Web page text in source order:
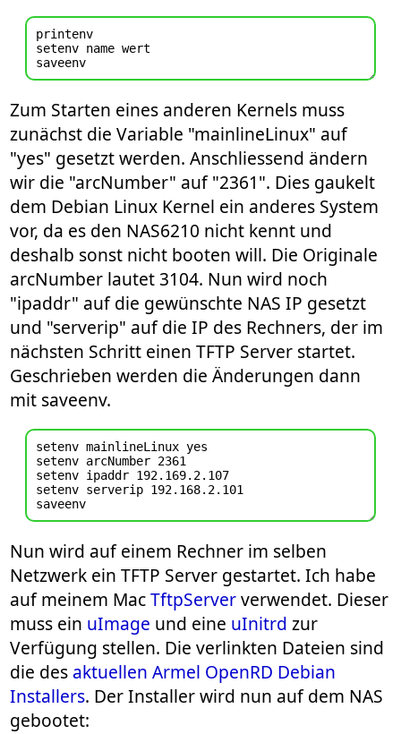
printenv
setenv name wert
Zum Starten eines anderen Kernels muss
zunächst die Variable "mainlineLinux" auf
"yes" gesetzt werden. Anschliessend ändern
wir die "arcNumber" auf "2361". Dies gaukelt
dem Debian Linux Kernel ein anderes System
vor, da es den NAS6210 nicht kennt und
deshalb sonst nicht booten will. Die Originale
arcNumber lautet 3104. Nun wird noch
"ipaddr" auf die gewünschte NAS IP gesetzt
und "serverip" auf die IP des Rechners, der im
nächsten Schritt einen TFTP Server startet.
Geschrieben werden die Änderungen dann
mit saveenv.
setenv mainlineLinux yes
setenv arcNumber 2361
setenv ipaddr 192.169.2.107
setenv serverip 192.168.2.101
Nun wird auf einem Rechner im selben
Netzwerk ein TFTP Server gestartet. Ich habe
auf meinem MacTftpSerververwendet. Dieser
muss ein uImage und eine uInitrd zur
Verfügung stellen. Die verlinkten Dateien sind
die des aktuellen Armel OpenRD Debian
Installers. Der Installer wird nun auf dem NAS
gebootet: